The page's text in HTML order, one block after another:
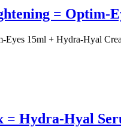
= Optim-
Eyes 15ml + Hydra-Hyal
Hydra-Hyal